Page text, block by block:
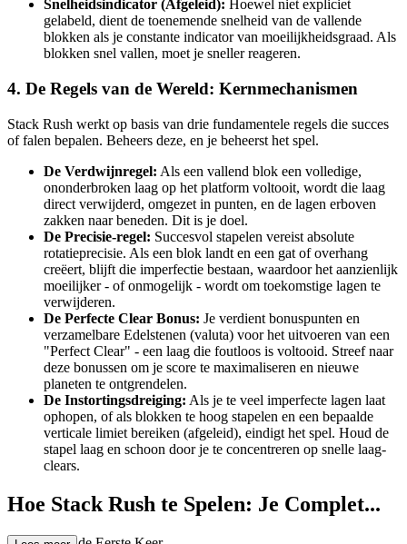
Snelheidsindicator (Afgeleid): Hoewel niet expliciet
gelabeld, dient de toenemende snelheid van de vallende
blokken als je constante indicator van moeilijkheidsgraad. Als
blokken snel vallen, moet je sneller reageren.
4. De Regels van de Wereld: Kernmechanismen
Stack Rush werkt op basis van drie fundamentele regels die succes
of falen bepalen. Beheers deze, en je beheerst het spel.
De Verdwijnregel: Als een vallend blok een volledige,
ononderbroken laag op het platform voltooit, wordt die laag
direct verwijderd, omgezet in punten, en de lagen erboven
zakken naar beneden. Dit is je doel.
De Precisie-regel: Succesvol stapelen vereist absolute
rotatieprecisie. Als een blok landt en een gat of overhang
creëert, blijft die imperfectie bestaan, waardoor het aanzienlijk
moeilijker - of onmogelijk - wordt om toekomstige lagen te
verwijderen.
De Perfecte Clear Bonus: Je verdient bonuspunten en
verzamelbare Edelstenen (valuta) voor het uitvoeren van een
"Perfect Clear" - een laag die foutloos is voltooid. Streef naar
deze bonussen om je score te maximaliseren en nieuwe
planeten te ontgrendelen.
De Instortingsdreiging: Als je te veel imperfecte lagen laat
ophopen, of als blokken te hoog stapelen en een bepaalde
verticale limiet bereiken (afgeleid), eindigt het spel. Houd de
stapel laag en schoon door je te concentreren op snelle laag-
clears.
Hoe Stack Rush te Spelen: Je Complet...